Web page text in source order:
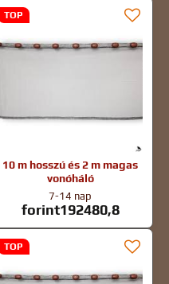
TOP
10 m hosszú és 2 m magas
vonóháló
7-14 nap
forint192480,8
TOP